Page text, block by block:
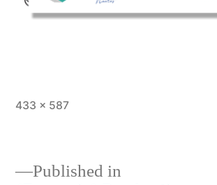
Full
433 × 587
Published in